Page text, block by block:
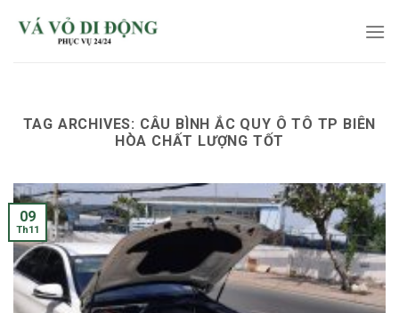
TAG ARCHIVES: CÂU BÌNH ẮC QUY Ô TÔ TP BIÊN
HÒA CHẤT LƯỢNG TỐT
09
Th11